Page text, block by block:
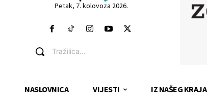
Petak, 7. kolovoza 2026.
Tražilica...
NASLOVNICA VIJESTI IZ NAŠEG KRAJA